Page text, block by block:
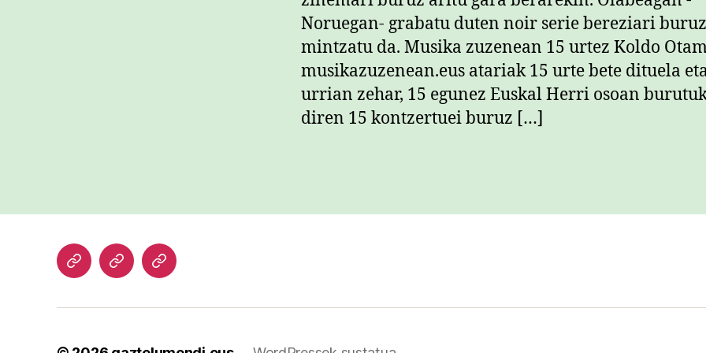
Noruegan- grabatu duten noir serie bereziari buruz
mintzatu da. Musika zuzenean 15 urtez Koldo
musikazuzenean.eus atariak 15 urte bete dituela
urrian zehar, 15 egunez Euskal Herri osoan
diren 15 kontzertuei buruz […]
HasieraKazetariPatxi
CV